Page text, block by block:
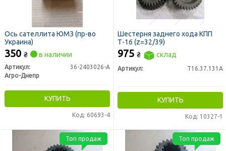
Ось сателлита ЮМЗ (пр-во
Украина)
350 ₴ в наличии
Артикул:
36-2403026-А
Агро-Днепр
КУПИТЬ
Код: 60693-4
Шестерня заднего хода КПП
Т-16 (z=32/39)
975 ₴ склад
Артикул: Т16.37.131А
КУПИТЬ
Код: 10327-1
Топ продаж Топ продаж